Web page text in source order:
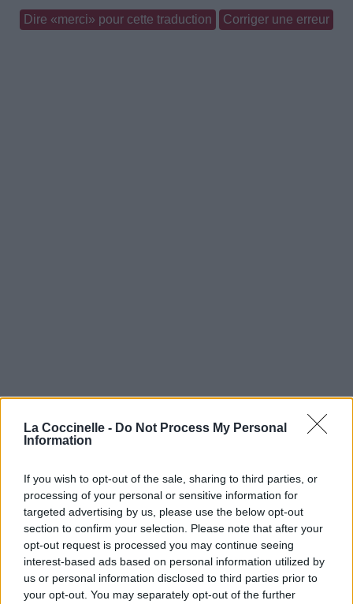
La Coccinelle - Do Not Process My Personal
Information
If you wish to opt-out of the sale, sharing to third parties, or
processing of your personal or sensitive information for
targeted advertising by us, please use the below opt-out
section to confirm your selection. Please note that after your
opt-out request is processed you may continue seeing
interest-based ads based on personal information utilized by
us or personal information disclosed to third parties prior to
your opt-out. You may separately opt-out of the further
Dire «merci» pour cette traduction Corriger une erreur